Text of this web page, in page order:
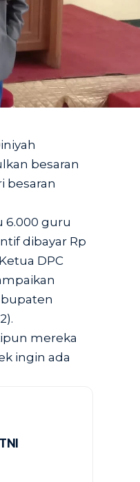
besaran
besaran
6.000 guru
dibayar Rp
DPC
mereka
ingin ada